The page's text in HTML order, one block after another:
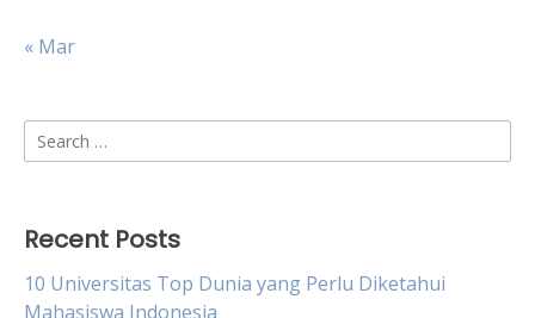
« Mar
Search
for:
Recent Posts
10 Universitas Top Dunia yang Perlu Diketahui
Mahasiswa Indonesia